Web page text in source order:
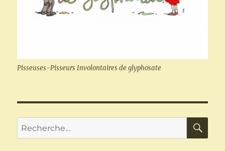
Pisseuses-Pisseurs Involontaires de glyphosate
Recherche
pour :